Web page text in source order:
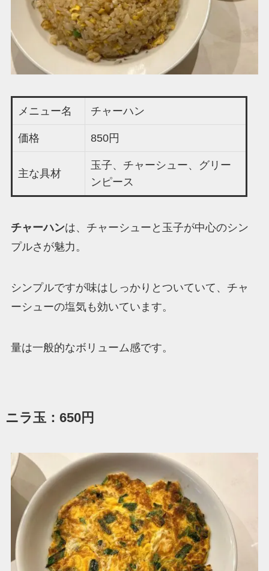
メニュー名 チャーハン
価格 850円
主な具材
玉子、チャーシュー、グリー
ンピース
チャーハンは、チャーシューと玉子が中心のシン
プルさが魅力。
シンプルですが味はしっかりとついていて、チャ
ーシューの塩気も効いています。
量は一般的なボリューム感です。
ニラ玉：650円